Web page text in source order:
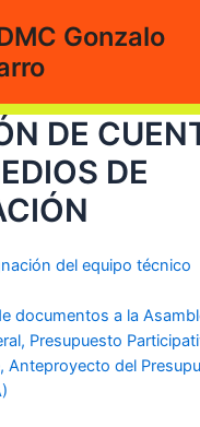
Gonzalo
DE
DE
del equipo técnico
documentos a la
Presupuesto
Anteproyecto del